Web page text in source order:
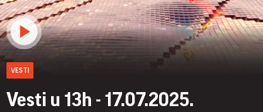
VESTI
Vesti u 13h - 17.07.2025.